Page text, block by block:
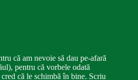
că am nevoie să dau pe-afară
pentru că vorbele odată
că le schimbă în bine. Scriu